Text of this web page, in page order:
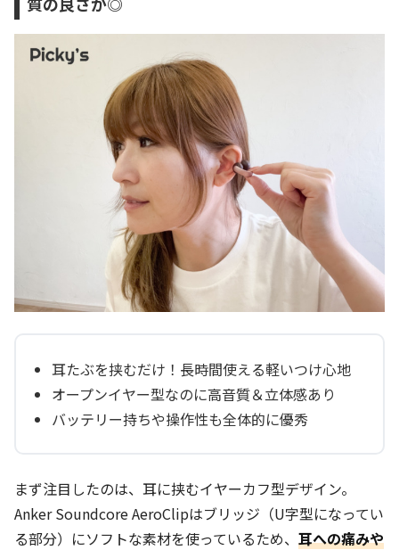
耳たぶを挟むだけ！長時間使える軽いつけ心地
オープンイヤー型なのに高音質＆立体感あり
バッテリー持ちや操作性も全体的に優秀
まず注目したのは、耳に挟むイヤーカフ型デザイン。
Anker Soundcore AeroClipはブリッジ（U字型になってい
る部分）にソフトな素材を使っているため、 耳への痛みや